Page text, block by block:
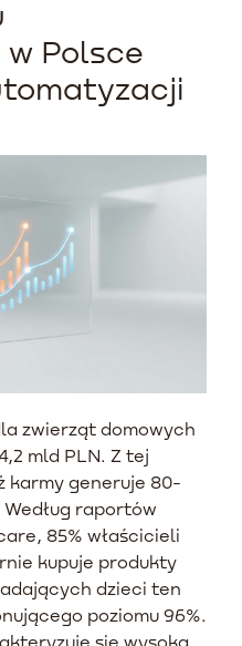
Polsce
zwierząt domowych
mld PLN. Z tej
karmy generuje 80-
raportów
85% właścicieli
kupuje produkty
dzieci ten
poziomu 96%.
się wysoką